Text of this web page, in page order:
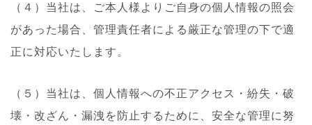
（４）当社は、ご本人様よりご自身の個人情報の照会
があった場合、管理責任者による厳正な管理の下で適
正に対応いたします。
（５）当社は、個人情報への不正アクセス・紛失・破
壊・改ざん・漏洩を防止するために、安全な管理に努